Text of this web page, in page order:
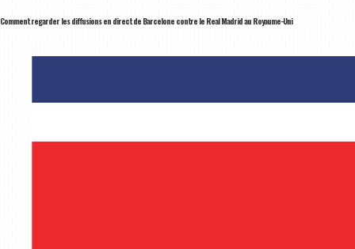
Comment regarder les diffusions en direct de Barcelone contre le Real Madrid au Royaume-Uni